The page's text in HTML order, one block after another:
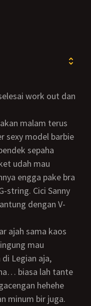
sexy model barbie
sepaha
udah mau
engga pake bra
string. Cici Sanny
dengan V-
mau
Legian aja,
biasa lah tante
hehehe
minum bir juga.